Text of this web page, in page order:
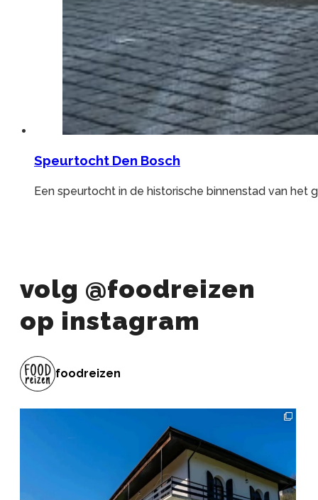
Speurtocht Den Bosch
Een speurtocht in de historische binnenstad van het
volg @foodreizen
op instagram
foodreizen